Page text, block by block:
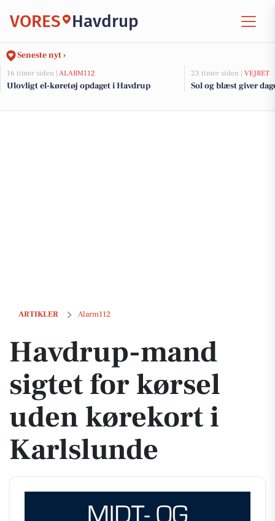
VORES Havdrup
Seneste nyt ›
16 timer siden | ALARM112
Ulovligt el-køretøj opdaget i Havdrup
23 timer siden | VEJRET
Sol og blæst giver
ARTIKLER Alarm112
Havdrup-mand sigtet for kørsel uden kørekort i Karlslunde
Havdrup-mand
sigtet for kørsel
uden kørekort i
Karlslunde